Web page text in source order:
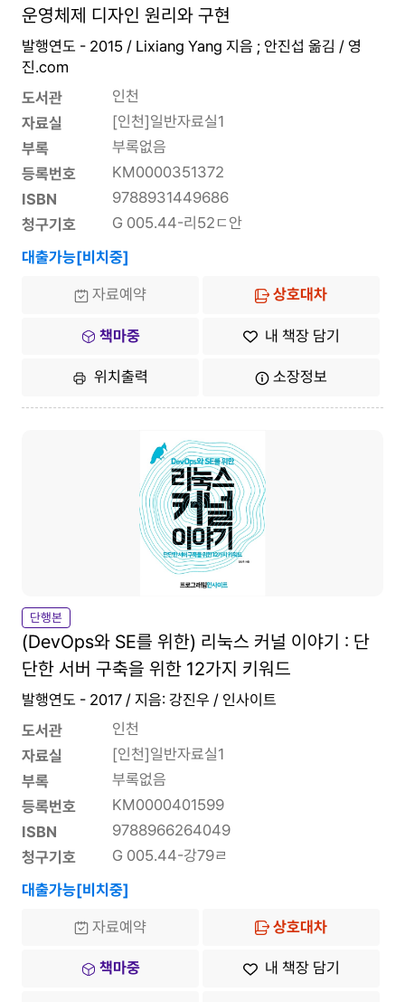
운영체제 디자인 원리와 구현
발행연도 - 2015 / Lixiang Yang 지음 ; 안진섭 옮김 / 영
진.com
도서관
인천
자료실
[인천]일반자료실1
부록
부록없음
등록번호
KM0000351372
ISBN
9788931449686
청구기호
G 005.44-리52ㄷ안
대출가능[비치중]
자료예약 상호대차
책마중 내 책장 담기
위치출력 소장정보
단행본
(DevOps와 SE를 위한) 리눅스 커널 이야기 : 단
단한 서버 구축을 위한 12가지 키워드
발행연도 - 2017 / 지음: 강진우 / 인사이트
도서관
인천
자료실
[인천]일반자료실1
부록
부록없음
등록번호
KM0000401599
ISBN
9788966264049
청구기호
G 005.44-강79ㄹ
대출가능[비치중]
자료예약 상호대차
책마중 내 책장 담기